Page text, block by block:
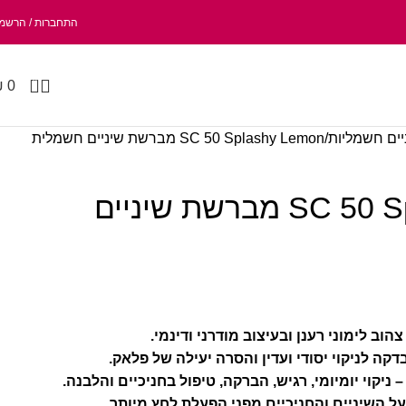
התחברות /
0
0
חשמליות SC 50 Splashy Lemon מברשת שיניים חשמלית
SC 50 Splashy Lemon מברשת שיניים
לימוני רענן ובעיצוב מודרני ודינמי.